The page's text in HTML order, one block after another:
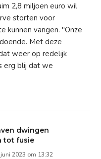
2,8 miljoen euro wil
storten voor
kunnen vangen. "Onze
Met deze
weer op redelijk
erg blij dat we
dwingen
tot fusie
2023 om 13:32